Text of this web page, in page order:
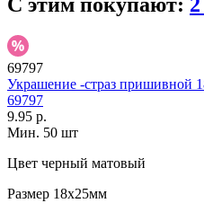
69797
Украшение -страз пришивной
69797
9.95 р.
Мин. 50 шт
Цвет черный матовый
Размер 18х25мм